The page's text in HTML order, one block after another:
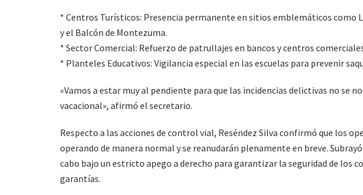
* Centros Turísticos: Presencia permanente en sitios emblemáticos como
y el Balcón de Montezuma.
* Sector Comercial: Refuerzo de patrullajes en bancos y centros
* Planteles Educativos: Vigilancia especial en las escuelas para prevenir
«Vamos a estar muy al pendiente para que las incidencias delictivas no se
vacacional», afirmó el secretario.
Respecto a las acciones de control vial, Reséndez Silva confirmó que los
operando de manera normal y se reanudarán plenamente en breve.
cabo bajo un estricto apego a derecho para garantizar la seguridad de los
garantías.